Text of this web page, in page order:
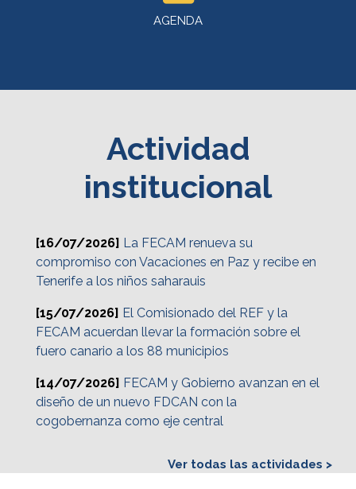
AGENDA
Actividad
institucional
[16/07/2026] La FECAM renueva su
compromiso con Vacaciones en Paz y recibe en
Tenerife a los niños saharauis
[15/07/2026] El Comisionado del REF y la
FECAM acuerdan llevar la formación sobre el
fuero canario a los 88 municipios
[14/07/2026] FECAM y Gobierno avanzan en el
diseño de un nuevo FDCAN con la
cogobernanza como eje central
Ver todas las actividades >